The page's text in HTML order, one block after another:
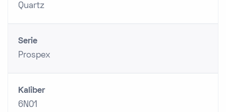
Quartz
Serie
Prospex
Kaliber
6N01